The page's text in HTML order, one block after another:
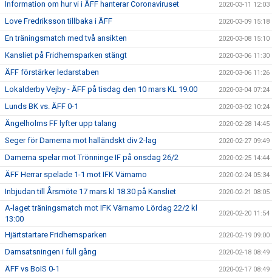
Information om hur vi i ÄFF hanterar Coronaviruset 2020-03-11 12:03
Love Fredriksson tillbaka i ÄFF 2020-03-09 15:18
En träningsmatch med två ansikten 2020-03-08 15:10
Kansliet på Fridhemsparken stängt 2020-03-06 11:30
ÄFF förstärker ledarstaben 2020-03-06 11:26
Lokalderby Vejby - ÄFF på tisdag den 10 mars KL 19.00 2020-03-04 07:24
Lunds BK vs. ÄFF 0-1 2020-03-02 10:24
Ängelholms FF lyfter upp talang 2020-02-28 14:45
Seger för Damerna mot halländskt div 2-lag 2020-02-27 09:49
Damerna spelar mot Trönninge IF på onsdag 26/2 2020-02-25 14:44
ÄFF Herrar spelade 1-1 mot IFK Värnamo 2020-02-24 05:34
Inbjudan till Årsmöte 17 mars kl 18.30 på Kansliet 2020-02-21 08:05
A-laget träningsmatch mot IFK Värnamo Lördag 22/2 kl
13:00
2020-02-20 11:54
Hjärtstartare Fridhemsparken 2020-02-19 09:00
Damsatsningen i full gång 2020-02-18 08:49
ÄFF vs BoIS 0-1 2020-02-17 08:49